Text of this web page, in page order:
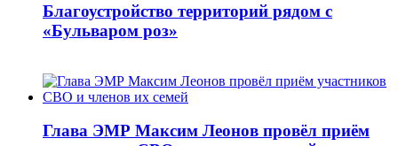
Благоустройство территорий рядом с
«Бульваром роз»
Глава ЭМР Максим Леонов провёл приём